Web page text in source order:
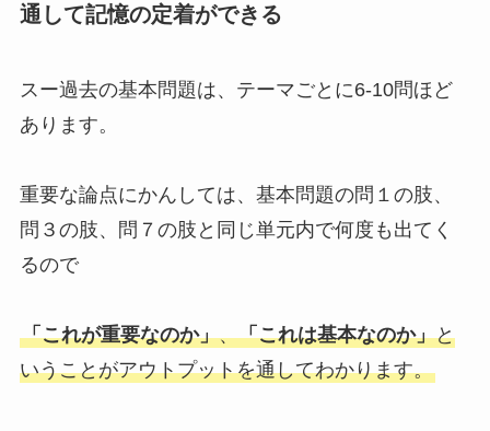
通して記憶の定着ができる
スー過去の基本問題は、テーマごとに6-10問ほど
あります。
重要な論点にかんしては、基本問題の問１の肢、
問３の肢、問７の肢と同じ単元内で何度も出てく
るので
「これが重要なのか」、「これは基本なのか」と
いうことがアウトプットを通してわかります。